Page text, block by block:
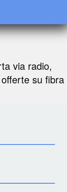
via radio,
su fibra